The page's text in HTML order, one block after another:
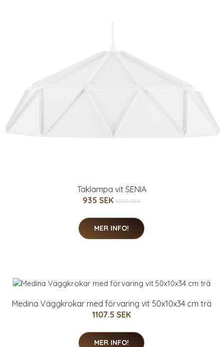
Taklampa vit SENIA
935 SEK 1220 SEK
MER INFO!
Medina Väggkrokar med förvaring vit 50x10x34 cm trä
1107.5 SEK
MER INFO!